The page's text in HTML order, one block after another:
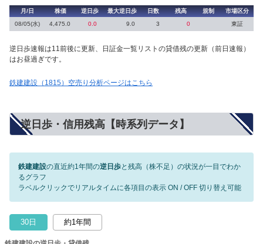
月/日 株価 逆日歩 最大逆日歩 日数 残高 規制
市場区分
08/05(水)
4,475.0 0.0 9.0 3 0 東証
逆日歩速報は11前後に更新、日証金一覧リストの貸借残の更新（前日速報）
はお昼過ぎです。
鉄建建設（1815）空売り分析ページはこちら
逆日歩・信用残高【時系列データ】
鉄建建設の直近約1年間の逆日歩と残高（株不足）の状況が一目でわか
るグラフ
ラベルクリックでリアルタイムに各項目の表示 ON / OFF 切り替え可能
30日 約1年間